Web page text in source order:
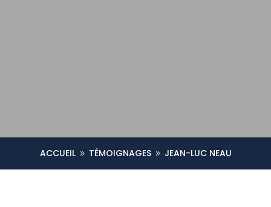
ACCUEIL 9 TÉMOIGNAGES 9 JEAN-LUC NEAU